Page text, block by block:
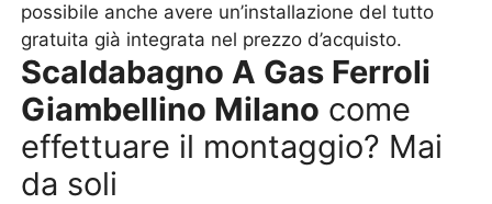
possibile anche avere un’installazione del tutto
gratuita già integrata nel prezzo d’acquisto.
Scaldabagno A Gas Ferroli
Giambellino Milano come
effettuare il montaggio? Mai
da soli